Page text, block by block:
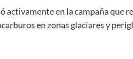
en la campaña que
en zonas glaciares y